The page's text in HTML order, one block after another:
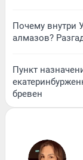
Почему внутри
алмазов?
Пункт
бревен